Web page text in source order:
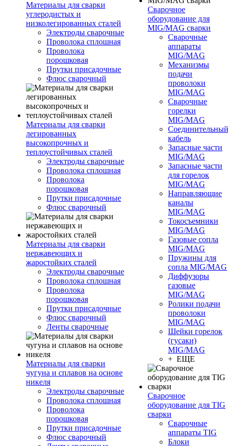
Материалы для сварки
углеродистых и
низколегированных сталей
Электроды сварочные
Проволока сплошная
Проволока
порошковая
Прутки присадочные
Флюс сварочный
Материалы для сварки
легированных
высокопрочных и
теплоустойчивых сталей
Электроды сварочные
Проволока сплошная
Проволока
порошковая
Прутки присадочные
Флюс сварочный
Материалы для сварки
нержавеющих и
жаростойких сталей
Электроды сварочные
Проволока сплошная
Проволока
порошковая
Прутки присадочные
Флюс сварочный
Ленты сварочные
Материалы для сварки
чугуна и сплавов на основе
никеля
Электроды сварочные
Проволока сплошная
Проволока
порошковая
Прутки присадочные
Флюс сварочный
Сварочное
оборудование для
MIG/MAG сварки
Сварочные
аппараты
MIG/MAG
Механизмы
подачи
проволоки
MIG/MAG
Сварочные
горелки
MIG/MAG
Соединительный
кабель
Запасные части
MIG/MAG
Запасные части
для горелок
MIG/MAG
Направляющие
каналы
MIG/MAG
Токосъемники
MIG/MAG
Газовые сопла
MIG/MAG
Пружины для
сопла MIG/MAG
Диффузоры
газовые
MIG/MAG
Ролики подачи
проволоки
MIG/MAG
Шейки горелок
(гусаки)
MIG/MAG
+ ЕЩЕ
Сварочное
оборудование для TIG
сварки
Сварочные
аппараты TIG
Блоки